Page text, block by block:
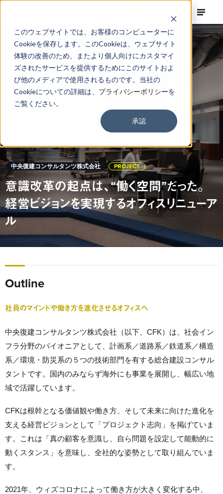
このウェブサイトでは、お客様のコンピューターに
Cookieを保存します。このCookieは、ウェブサイト
体験の改善のため、またより個人向けにカスタマイ
ズされたサービスを提供するためにこのサイトおよ
び他のメディアで使用されるものです。当社の
Cookieについての詳細は、 プライバシーポリシーを
ご覧ください。
承認
中央復建コンサルタンツ株式会社 PROJECT
意識改革の起点は、“働く空間”だった。
経営ビジョンを実現するオフィスリニューア
ル
Outline
社員のマインドや働き方を進化させるオフィスへ
中央復建コンサルタンツ株式会社（以下、CFK）は、社会イン
フラ分野のパイオニアとして、計画系／道路系／鉄道系／構造
系／環境・防災系の５つの技術部門を有する総合建設コンサル
タントです。国内のみならず海外にも事業を展開し、幅広い地
域で活躍しています。
CFKは根幹となる価値観や働き方、そして未来に向けた進化を
支える経営ビジョンとして「プロジェクト志向」を掲げていま
す。これは「真の顧客を意識し、自ら問題を設定して能動的に
動くスタンス」を意味し、全社的な姿勢として取り組んでいま
す。
2021年、ウィズコロナによって働き方が大きく変化する中、